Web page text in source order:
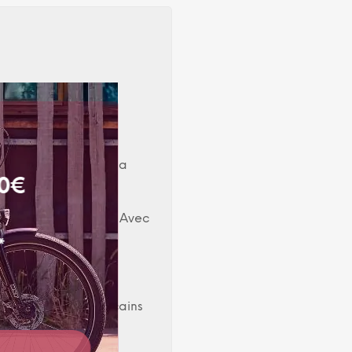
les ateliers de la
à la ville. Avec
!
cousins américains